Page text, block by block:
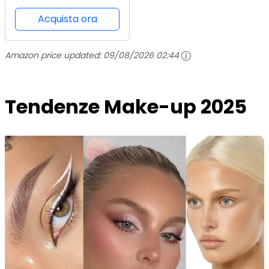
Pelle - skin Realist
Skin-perfecting
Tinted Balm - Donna
Acquista ora
Amazon price updated: 09/08/2026 02:44
Tendenze Make-up 2025